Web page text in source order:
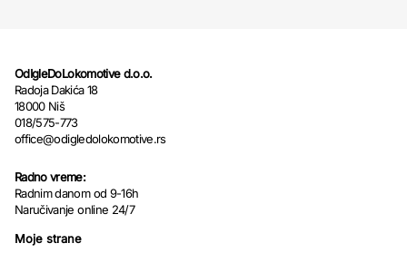
OdIgleDoLokomotive d.o.o.
Radoja Dakića 18
18000 Niš
018/575-773
office@odigledolokomotive.rs
Radno vreme:
Radnim danom od 9-16h
Naručivanje online 24/7
Moje strane